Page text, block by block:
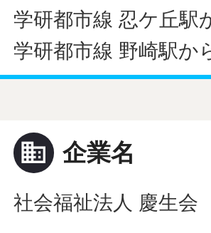
学研都市線 忍ケ丘駅
学研都市線 野崎駅か
business 企業名
社会福祉法人 慶生会